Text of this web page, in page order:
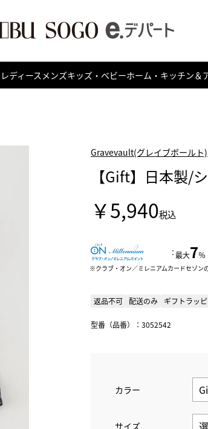
レディース メンズキッズ・ベビーホーム・キッチン＆
Gravevault(グレイブボールト)
【Gift】日本製/
￥5,940税込
：最大7％
クラブ・オン／ミレニアムカードセゾン
返品不可 配送のみ ギフトラッ
型番（品番）：3052542
カラー
サイズ